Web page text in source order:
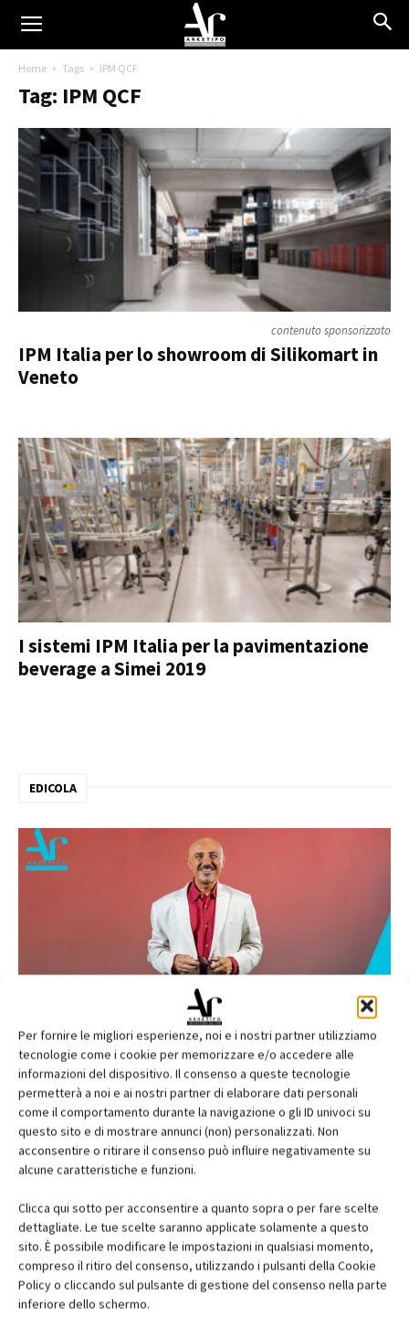
Per fornire le migliori esperienze, noi e i nostri partner utilizziamo
tecnologie come i cookie per memorizzare e/o accedere alle
informazioni del dispositivo. Il consenso a queste tecnologie
permetterà a noi e ai nostri partner di elaborare dati personali
come il comportamento durante la navigazione o gli ID univoci su
questo sito e di mostrare annunci (non) personalizzati. Non
acconsentire o ritirare il consenso può influire negativamente su
alcune caratteristiche e funzioni.
Clicca qui sotto per acconsentire a quanto sopra o per fare scelte
dettagliate. Le tue scelte saranno applicate solamente a questo
sito. È possibile modificare le impostazioni in qualsiasi momento,
compreso il ritiro del consenso, utilizzando i pulsanti della Cookie
Policy o cliccando sul pulsante di gestione del consenso nella parte
inferiore dello schermo.
Home Tags IPM QCF
Tag: IPM QCF
contenuto sponsorizzato
IPM Italia per lo showroom di Silikomart in
Veneto
I sistemi IPM Italia per la pavimentazione
beverage a Simei 2019
EDICOLA